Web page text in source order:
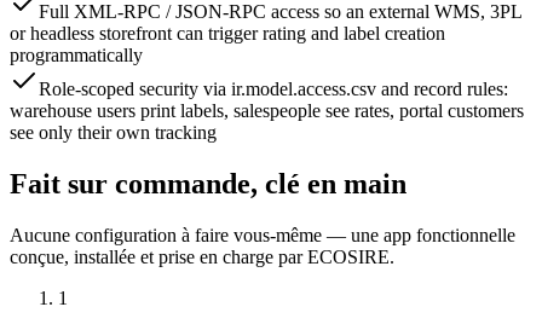
Full XML-RPC / JSON-RPC access so an external WMS, 3PL
or headless storefront can trigger rating and label creation
programmatically
Role-scoped security via ir.model.access.csv and record rules:
warehouse users print labels, salespeople see rates, portal customers
see only their own tracking
Fait sur commande, clé en main
Aucune configuration à faire vous-même — une app fonctionnelle
conçue, installée et prise en charge par ECOSIRE.
1